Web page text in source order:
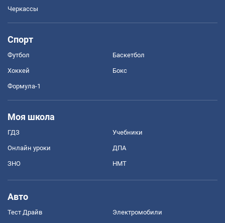
Черкассы
Спорт
Футбол Баскетбол
Хоккей Бокс
Формула-1
Моя школа
ГДЗ Учебники
Онлайн уроки ДПА
ЗНО НМТ
Авто
Тест Драйв Электромобили